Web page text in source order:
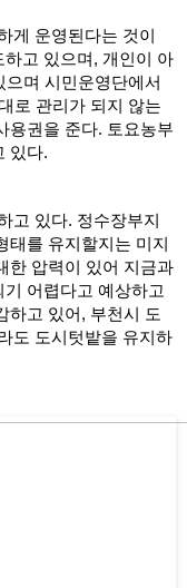
게 운영된다는 것이
고 있으며, 개인이 아
며 시민운영단에서
로 관리가 되지 않는
용권을 준다. 토요농부
있다.
고 있다. 정수장부지
태를 유지할지는 미지
한 압력이 있어 지금과
어렵다고 예상하고
하고 있어, 부천시 도
도 도시텃밭을 유지하